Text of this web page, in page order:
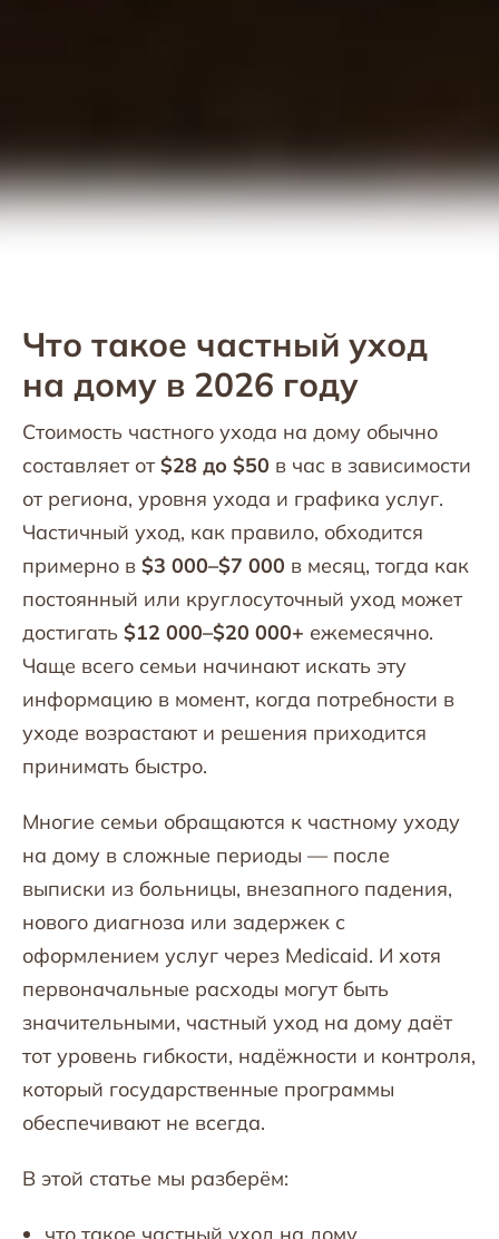
Что такое частный уход
на дому в 2026 году
Стоимость частного ухода на дому обычно
составляет от$28 до $50 в час в зависимости
от региона, уровня ухода и графика услуг.
Частичный уход, как правило, обходится
примерно в $3 000–$7 000 в месяц, тогда как
постоянный или круглосуточный уход может
достигать $12 000–$20 000+ ежемесячно.
Чаще всего семьи начинают искать эту
информацию в момент, когда потребности в
уходе возрастают и решения приходится
принимать быстро.
Многие семьи обращаются к частному уходу
на дому в сложные периоды — после
выписки из больницы, внезапного падения,
нового диагноза или задержек с
оформлением услуг через Medicaid. И хотя
первоначальные расходы могут быть
значительными, частный уход на дому даёт
тот уровень гибкости, надёжности и контроля,
который государственные программы
обеспечивают не всегда.
В этой статье мы разберём: